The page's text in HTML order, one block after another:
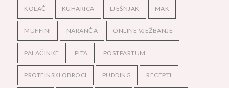
KOLAČ KUHARICA LJEŠNJAK MAK
MUFFINI NARANČA ONLINE VJEŽBANJE
PALAČINKE PITA POSTPARTUM
PROTEINSKI OBROCI PUDDING RECEPTI